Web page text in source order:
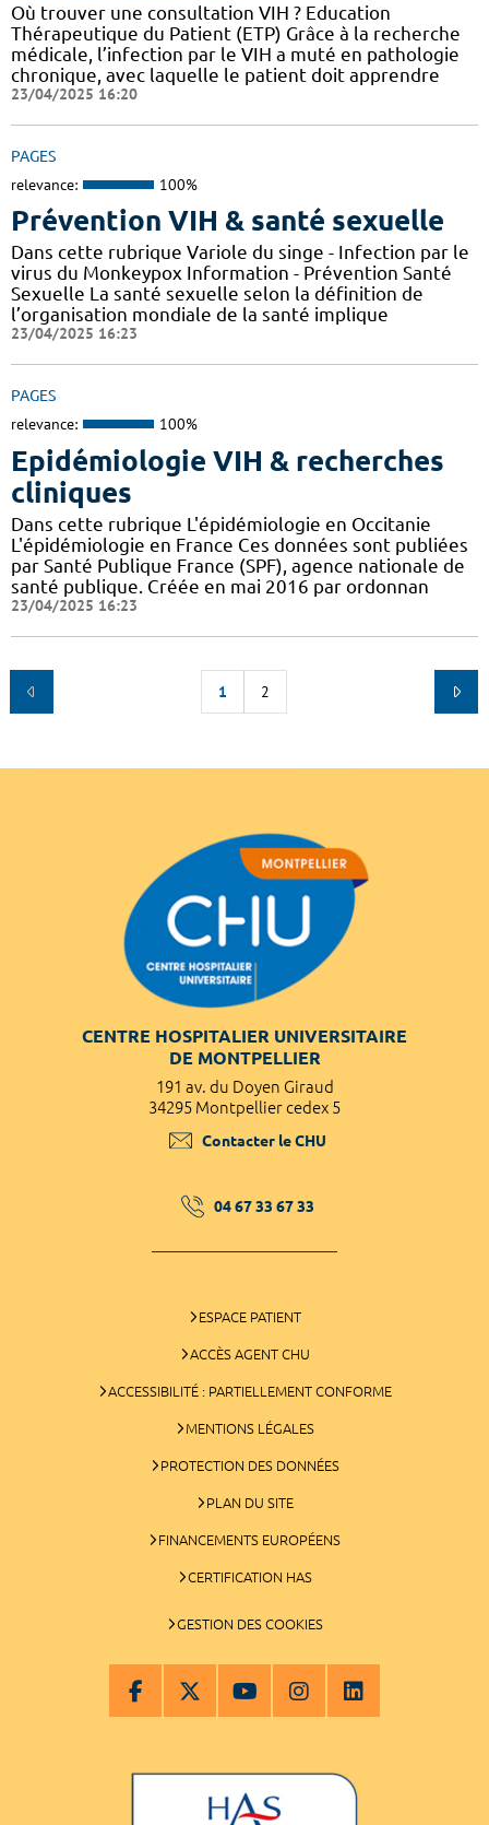
Où trouver une consultation VIH ? Education
Thérapeutique du Patient (ETP) Grâce à la recherche
médicale, l’infection par le VIH a muté en pathologie
chronique, avec laquelle le patient doit apprendre
23/04/2025 16:20
PAGES
relevance: 100%
Prévention VIH & santé sexuelle
Dans cette rubrique Variole du singe - Infection par le
virus du Monkeypox Information - Prévention Santé
Sexuelle La santé sexuelle selon la définition de
l’organisation mondiale de la santé implique
23/04/2025 16:23
PAGES
relevance: 100%
Epidémiologie VIH & recherches
cliniques
Dans cette rubrique L'épidémiologie en Occitanie
L'épidémiologie en France Ces données sont publiées
par Santé Publique France (SPF), agence nationale de
santé publique. Créée en mai 2016 par ordonnan
23/04/2025 16:23
1 2
CENTRE HOSPITALIER UNIVERSITAIRE
DE MONTPELLIER
191 av. du Doyen Giraud
34295 Montpellier cedex 5
Contacter le CHU
04 67 33 67 33
ESPACE PATIENT
ACCÈS AGENT CHU
ACCESSIBILITÉ : PARTIELLEMENT CONFORME
MENTIONS LÉGALES
PROTECTION DES DONNÉES
PLAN DU SITE
FINANCEMENTS EUROPÉENS
CERTIFICATION HAS
GESTION DES COOKIES